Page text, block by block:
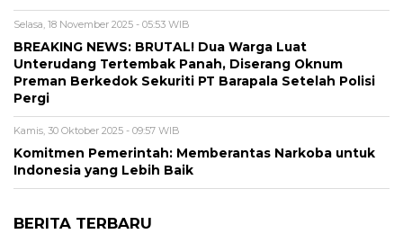
Selasa, 18 November 2025 - 05:53 WIB
BREAKING NEWS: BRUTAL! Dua Warga Luat
Unterudang Tertembak Panah, Diserang Oknum
Preman Berkedok Sekuriti PT Barapala Setelah Polisi
Pergi
Kamis, 30 Oktober 2025 - 09:57 WIB
Komitmen Pemerintah: Memberantas Narkoba untuk
Indonesia yang Lebih Baik
BERITA TERBARU